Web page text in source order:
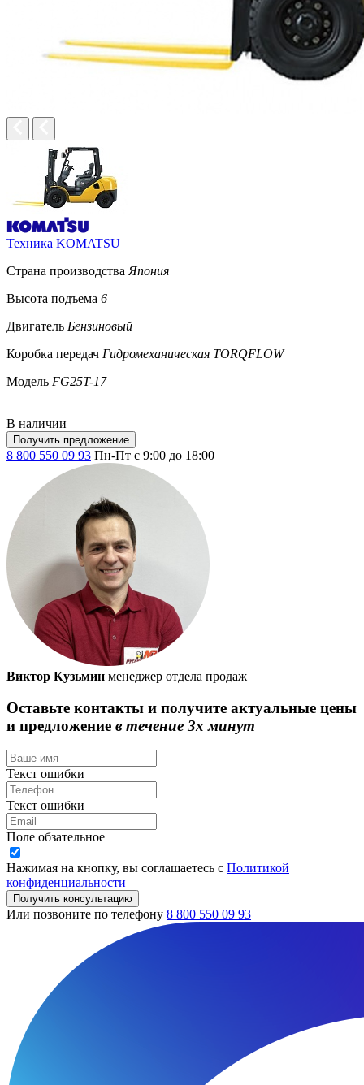
Техника KOMATSU
Страна производства Япония
Высота подъема 6
Двигатель Бензиновый
Коробка передач Гидромеханическая TORQFLOW
Модель FG25T-17
В наличии
Получить предложение
8 800 550 09 93 Пн-Пт с 9:00 до 18:00
Виктор Кузьмин менеджер отдела продаж
Оставьте контакты и получите актуальные цены
и предложение в течение 3х минут
Текст ошибки
Текст ошибки
Поле обзательное
Нажимая на кнопку, вы соглашаетесь с Политикой
конфиденциальности
Получить консультацию
Или позвоните по телефону 8 800 550 09 93